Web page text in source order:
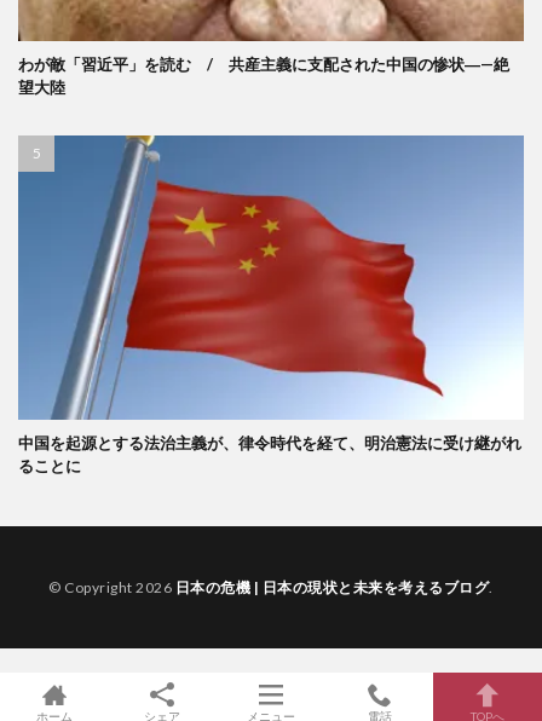
わが敵「習近平」を読む / 共産主義に支配された中国の惨状―—絶
望大陸
中国を起源とする法治主義が、律令時代を経て、明治憲法に受け継がれ
ることに
© Copyright 2026 日本の危機 | 日本の現状と未来を考えるブログ.
ホーム シェア メニュー 電話 TOPへ